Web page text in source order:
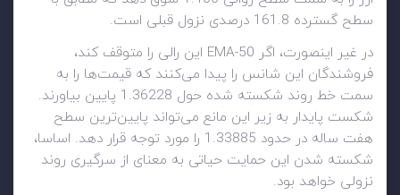
سطح گسترده 161.8 درصدی نزول قبلی است.
در غیر اینصورت، اگر 50-EMA این رالی را متوقف کند،
فروشندگان این شانس را پیدا می‌کنند که قیمت‌ها را به
سمت خط روند شکسته شده حول 1.36228 پایین بیاورند.
شکست پایدار به زیر این مانع می‌تواند پایین‌ترین سطح
هفت ساله در حدود 1.33885 را مورد توجه قرار دهد. اساسا،
شکسته شدن این حمایت حیاتی به معنای از سرگیری روند
نزولی خواهد بود.